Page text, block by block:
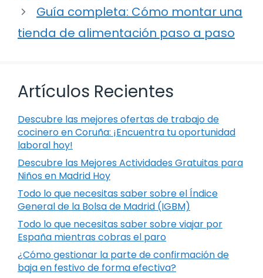
Guía completa: Cómo montar una
tienda de alimentación paso a paso
Artículos Recientes
Descubre las mejores ofertas de trabajo de
cocinero en Coruña: ¡Encuentra tu oportunidad
laboral hoy!
Descubre las Mejores Actividades Gratuitas para
Niños en Madrid Hoy
Todo lo que necesitas saber sobre el Índice
General de la Bolsa de Madrid (IGBM)
Todo lo que necesitas saber sobre viajar por
España mientras cobras el paro
¿Cómo gestionar la parte de confirmación de
baja en festivo de forma efectiva?